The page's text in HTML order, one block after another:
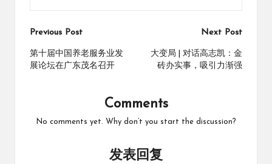
Post
navigation
Previous Post
第十届中国养老服务业发
展论坛在广东茂名召开
Next Post
大变局 | 对话高志凯：金
砖办实事，吸引力渐强
Comments
No comments yet. Why don’t you start the discussion?
发表回复